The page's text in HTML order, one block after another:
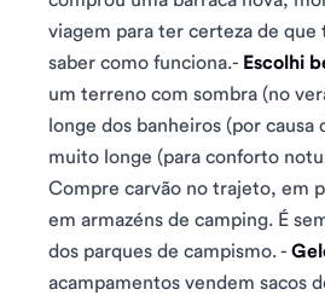
viagem para ter certeza de que
saber como funciona.- Escolhi
um terreno com sombra (no
longe dos banheiros (por causa
muito longe (para conforto
Compre carvão no trajeto, em
em armazéns de camping. É
dos parques de campismo. -
acampamentos vendem sacos